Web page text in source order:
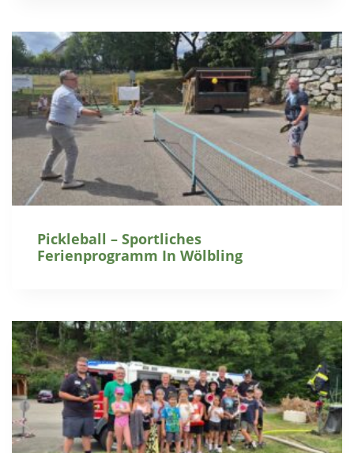
Pickleball – Sportliches
Ferienprogramm In Wölbling